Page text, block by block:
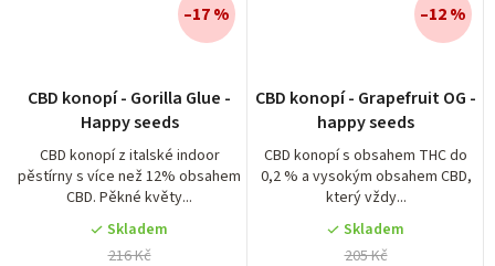
CBD konopí - Gorilla Glue -
Happy seeds
CBD konopí z italské indoor
pěstírny s více než 12% obsahem
CBD. Pěkné květy...
Skladem
216 Kč
–17 %
CBD konopí - Grapefruit OG -
happy seeds
CBD konopí s obsahem THC do
0,2 % a vysokým obsahem CBD,
který vždy...
Skladem
205 Kč
–12 %